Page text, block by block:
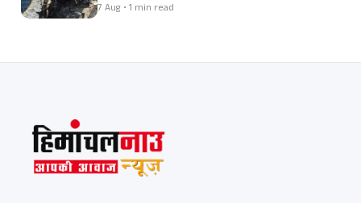
7 Aug • 1 min read